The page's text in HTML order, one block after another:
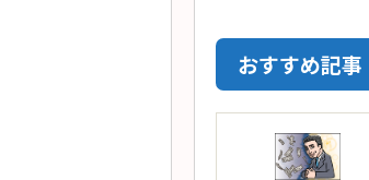
おすすめ記事